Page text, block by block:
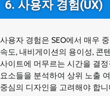
6. 사용자 경험(UX)
사용자 경험은 SEO에서 매우
속도, 내비게이션의 용이성, 콘
사이트에 머무르는 시간을 결
요소들을 분석하여 상위 노출
중심의 디자인을 고려해야 합니